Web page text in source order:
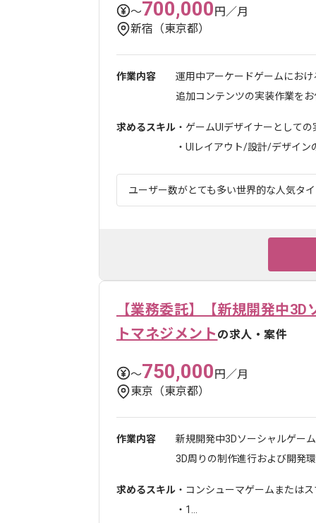
〜700,000円／月
新宿（東京都）
作業内容
運用中アーケードゲームにおけ
追加コンテンツの実装作業を
求めるスキル ・ゲームUIデザイナーとして
・UIレイアウト/設計/デザイン
ユーザー数がとても多い世界的な人気タ
【業務委託】【新規開発中
トマネジメント の求人・案件
〜750,000円／月
東京（東京都）
作業内容
新規開発中3Dソーシャルゲー
3D周りの制作進行および開発
求めるスキル ・コンシューマゲームまたは
・1...